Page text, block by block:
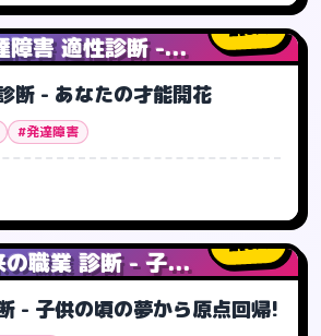
障害 適性診断 -...
3人
断 - あなたの才能開花
#発達障害
の職業 診断 - 子...
0人
- 子供の頃の夢から原点回帰!